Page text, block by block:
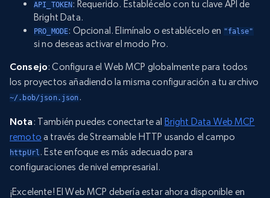
API_TOKEN: Requerido. Establécelo con tu clave API de
Bright Data.
PRO_MODE: Opcional. Elimínalo o establécelo en "false"
si no deseas activar el modo Pro.
Consejo: Configura el Web MCP globalmente para todos
los proyectos añadiendo la misma configuración a tu archivo
~/.bob/json.json .
Nota: También puedes conectarte al Bright Data Web MCP
remoto a través de Streamable HTTP usando el campo
httpUrl . Este enfoque es más adecuado para
configuraciones de nivel empresarial.
¡Excelente! El Web MCP debería estar ahora disponible en